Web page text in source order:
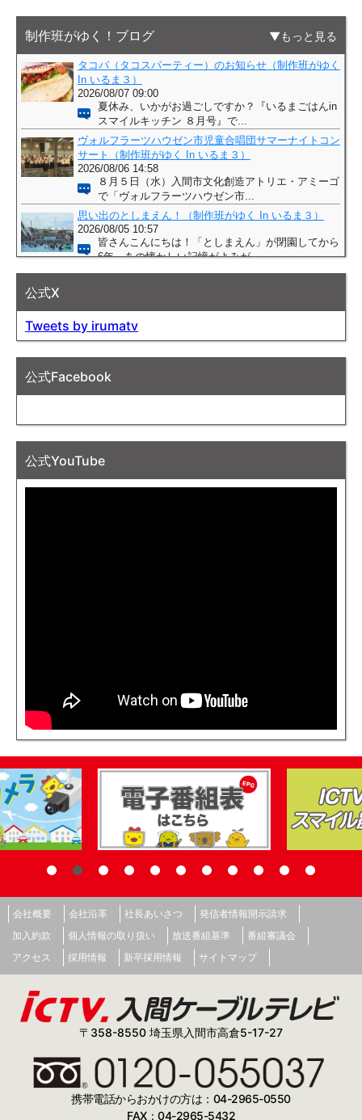
制作班がゆく！ブログ もっと見る
公式X
Tweets by irumatv
公式Facebook
公式YouTube
会社概要 会社沿革 社長あいさつ
発信者情報開示請求
加入約款
個人情報の取り扱い 放送番組基準
番組審議会
アクセス
採用情報 新卒採用情報 サイトマップ
〒358-8550 埼玉県入間市高倉5-17-27
携帯電話からおかけの方は：04-2965-0550
FAX：04-2965-5432